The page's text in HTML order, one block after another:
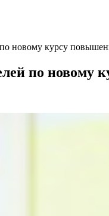
новому курсу
по новому